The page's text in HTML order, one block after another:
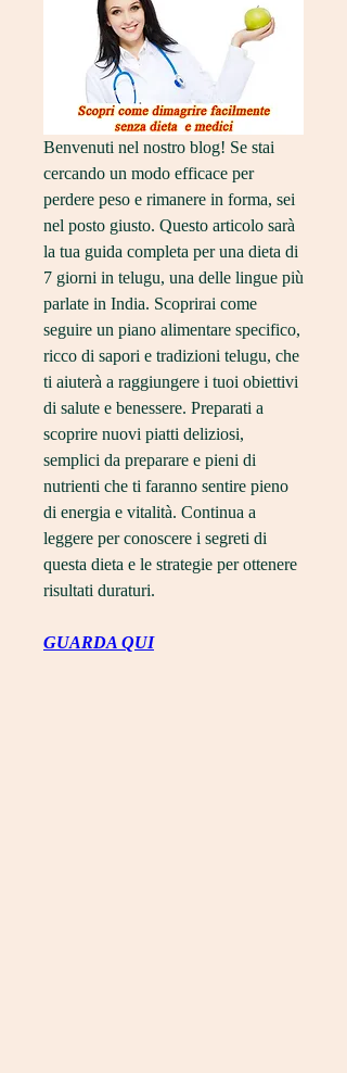
Benvenuti nel nostro blog! Se stai
cercando un modo efficace per
perdere peso e rimanere in forma, sei
nel posto giusto. Questo articolo sarà
la tua guida completa per una dieta di
7 giorni in telugu, una delle lingue più
parlate in India. Scoprirai come
seguire un piano alimentare specifico,
ricco di sapori e tradizioni telugu, che
ti aiuterà a raggiungere i tuoi obiettivi
di salute e benessere. Preparati a
scoprire nuovi piatti deliziosi,
semplici da preparare e pieni di
nutrienti che ti faranno sentire pieno
di energia e vitalità. Continua a
leggere per conoscere i segreti di
questa dieta e le strategie per ottenere
risultati duraturi.
GUARDA QUI